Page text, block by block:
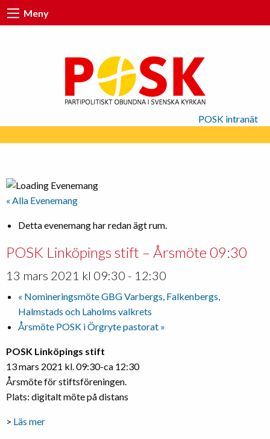
Meny
POSK intranät
« Alla Evenemang
Detta evenemang har redan ägt rum.
POSK Linköpings stift – Årsmöte 09:30
13 mars 2021 kl 09:30 - 12:30
« Nomineringsmöte GBG Varbergs, Falkenbergs,
Halmstads och Laholms valkrets
Årsmöte POSK i Örgryte pastorat »
POSK Linköpings stift
13 mars 2021 kl. 09:30-ca 12:30
Årsmöte för stiftsföreningen.
Plats: digitalt möte på distans
> Läs mer